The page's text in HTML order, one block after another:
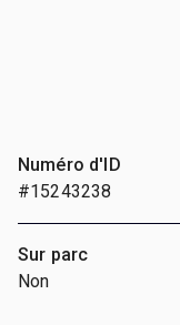
Numéro d'ID
#15243238
Sur parc
Non